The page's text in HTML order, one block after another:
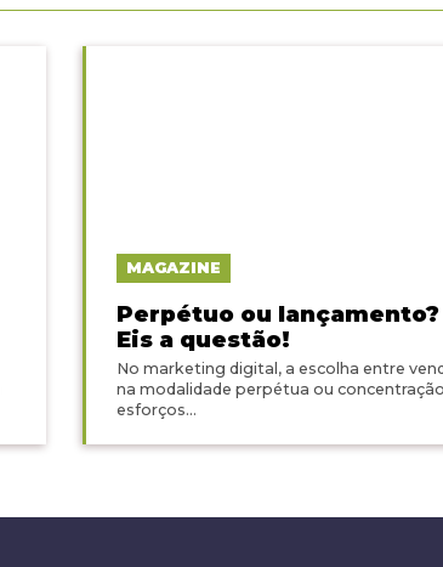
MAGAZINE
Perpétuo ou lançamento?
Eis a questão!
No marketing digital, a escolha entre
na modalidade perpétua ou
esforços...